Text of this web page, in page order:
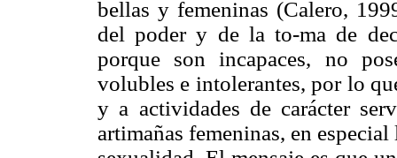
bellas y femeninas (Calero,
del poder y de la to-ma de
porque son incapaces, no
volubles e intolerantes, por lo
y a actividades de carácter
artimañas femeninas, en